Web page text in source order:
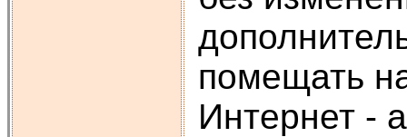
помещать
Интернет -